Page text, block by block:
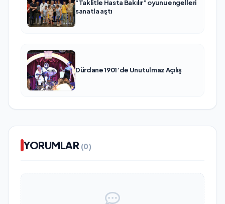
“Taklitle Hasta Bakılır” oyunu engelleri
sanatla aştı
Dürdane 1901’de Unutulmaz Açılış
YORUMLAR (0)